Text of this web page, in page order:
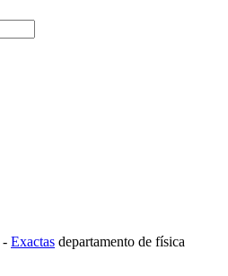
- Exactas departamento de física